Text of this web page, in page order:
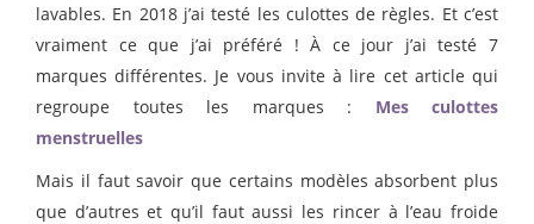
lavables. En 2018 j’ai testé les culottes de règles. Et c’est
vraiment ce que j’ai préféré ! À ce jour j’ai testé 7
marques différentes. Je vous invite à lire cet article qui
regroupe toutes les marques : Mes culottes
menstruelles
Mais il faut savoir que certains modèles absorbent plus
que d’autres et qu’il faut aussi les rincer à l’eau froide